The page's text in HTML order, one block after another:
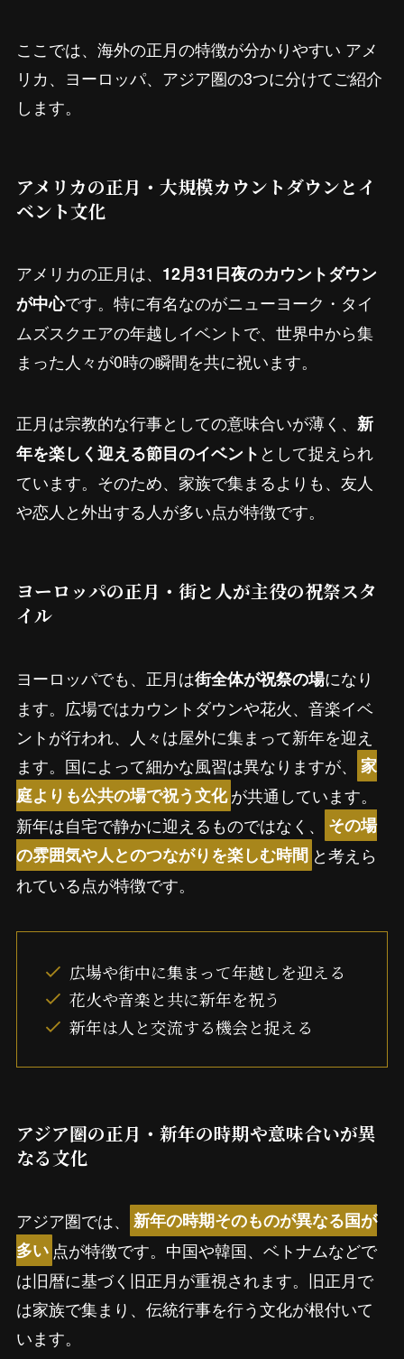
ここでは、海外の正月の特徴が分かりやすい アメ
リカ、ヨーロッパ、アジア圏の3つに分けてご紹介
します。
アメリカの正月・大規模カウントダウンとイ
ベント文化
アメリカの正月は、 12月31日夜のカウントダウン
が中心です。特に有名なのがニューヨーク・タイ
ムズスクエアの年越しイベントで、世界中から集
まった人々が0時の瞬間を共に祝います。
正月は宗教的な行事としての意味合いが薄く、 新
年を楽しく迎える節目のイベント として捉えられ
ています。そのため、家族で集まるよりも、友人
や恋人と外出する人が多い点が特徴です。
ヨーロッパの正月・街と人が主役の祝祭スタ
イル
ヨーロッパでも、正月は街全体が祝祭の場になり
ます。広場ではカウントダウンや花火、音楽イベ
ントが行われ、人々は屋外に集まって新年を迎え
ます。国によって細かな風習は異なりますが、
家
庭よりも公共の場で祝う文化が共通しています。
新年は自宅で静かに迎えるものではなく、
その場
の雰囲気や人とのつながりを楽しむ時間 と考えら
れている点が特徴です。
広場や街中に集まって年越しを迎える
花火や音楽と共に新年を祝う
新年は人と交流する機会と捉える
アジア圏の正月・新年の時期や意味合いが異
なる文化
アジア圏では、
新年の時期そのものが異なる国が
多い 点が特徴です。中国や韓国、ベトナムなどで
は旧暦に基づく旧正月が重視されます。旧正月で
は家族で集まり、伝統行事を行う文化が根付いて
います。